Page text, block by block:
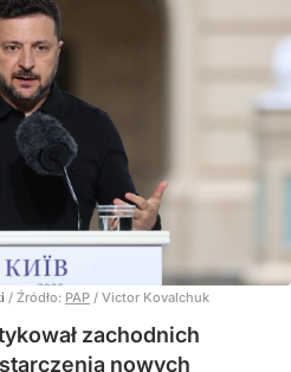
/ Źródło: PAP / Victor Kovalchuk
zachodnich
nowych